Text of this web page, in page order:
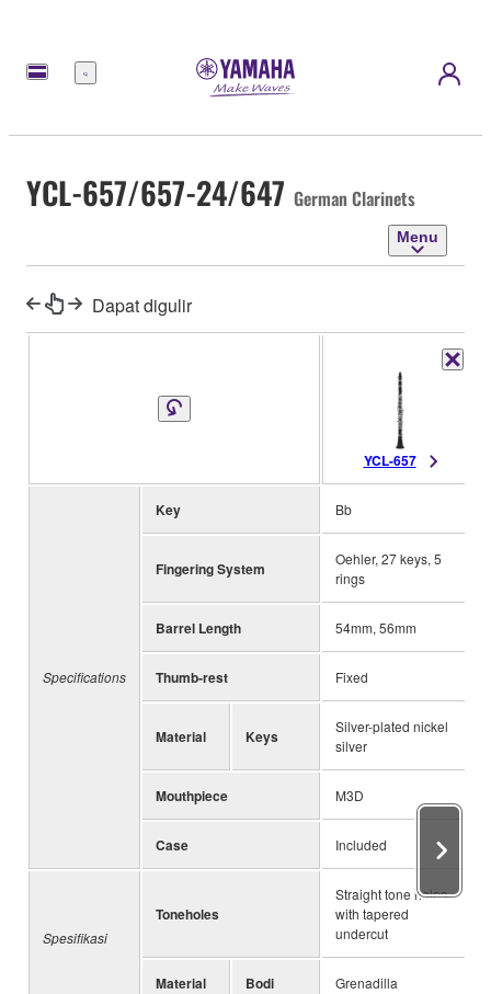
Menu
YCL-657/657-24/647 German Clarinets
Menu
Dapat digulir
YCL-657
Specifications
Key Bb
Fingering System
Oehler, 27 keys, 5
rings
Barrel Length 54mm, 56mm
Thumb-rest Fixed
Material Keys
Silver-plated nickel
silver
Mouthpiece M3D
Case Included
Spesifikasi
Toneholes
Straight tone holes
with tapered
undercut
Material Bodi Grenadilla